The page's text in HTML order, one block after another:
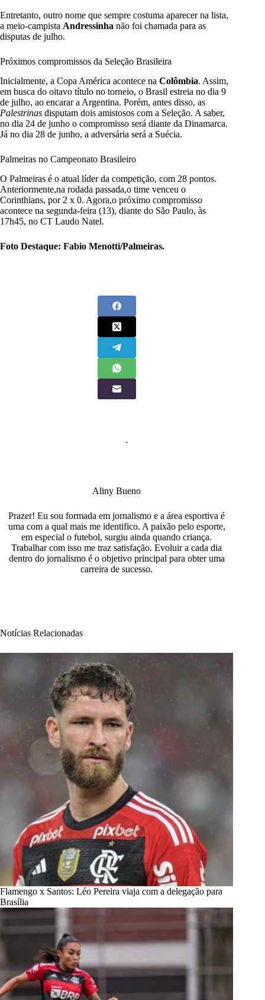
Entretanto, outro nome que sempre costuma aparecer na lista,
a meio-campista Andressinha não foi chamada para as
disputas de julho.
Próximos compromissos da Seleção Brasileira
Inicialmente, a Copa América acontece na Colômbia. Assim,
em busca do oitavo título no torneio, o Brasil estreia no dia 9
de julho, ao encarar a Argentina. Porém, antes disso, as
Palestrinas disputam dois amistosos com a Seleção. A saber,
no dia 24 de junho o compromisso será diante da Dinamarca.
Já no dia 28 de junho, a adversária será a Suécia.
Palmeiras no Campeonato Brasileiro
O Palmeiras é o atual líder da competição, com 28 pontos.
Anteriormente,na rodada passada,o time venceu o
Corinthians, por 2 x 0. Agora,o próximo compromisso
acontece na segunda-feira (13), diante do São Paulo, às
17h45, no CT Laudo Natel.
Foto Destaque: Fabio Menotti/Palmeiras.
Aliny Bueno
Prazer! Eu sou formada em jornalismo e a área esportiva é
uma com a qual mais me identifico. A paixão pelo esporte,
em especial o futebol, surgiu ainda quando criança.
Trabalhar com isso me traz satisfação. Evoluir a cada dia
dentro do jornalismo é o objetivo principal para obter uma
carreira de sucesso.
Notícias Relacionadas
Flamengo x Santos: Léo Pereira viaja com a delegação para
Brasília